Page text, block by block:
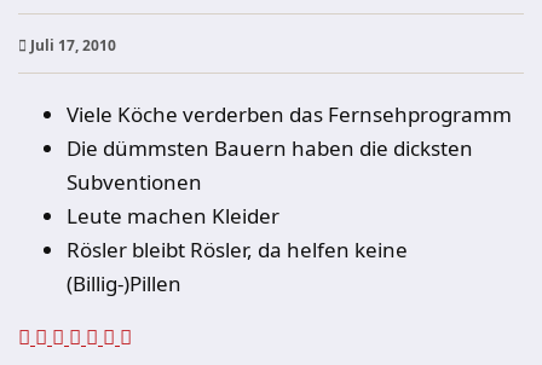
Juli 17, 2010
Viele Köche verderben das Fernsehprogramm
Die dümmsten Bauern haben die dicksten
Subventionen
Leute machen Kleider
Rösler bleibt Rösler, da helfen keine
(Billig-)Pillen